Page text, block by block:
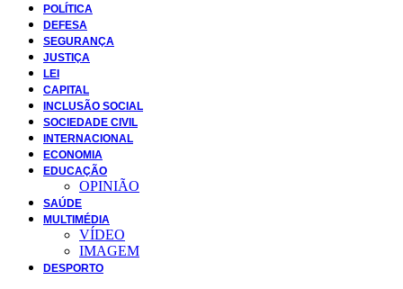
POLÍTICA
DEFESA
SEGURANÇA
JUSTIÇA
LEI
CAPITAL
INCLUSÃO SOCIAL
SOCIEDADE CIVIL
INTERNACIONAL
ECONOMIA
EDUCAÇÃO
OPINIÃO
SAÚDE
MULTIMÉDIA
VÍDEO
IMAGEM
DESPORTO